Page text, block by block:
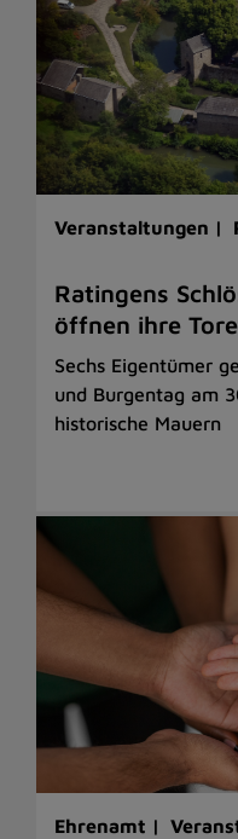
Veranstaltungen |
Ratingens
öffnen ihre Tore
Sechs Eigentümer
und Burgentag am
historische Mauern
Ehrenamt |